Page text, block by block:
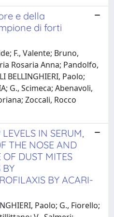
e della
di forti
F., Valente; Bruno,
Rosaria Anna; Pandolfo,
BELLINGHIERI, Paolo;
G., Scimeca; Abenavoli,
Zoccali, Rocco
IN SERUM,
THE NOSE AND
OF DUST MITES
BY
BY ACARI-
Paolo; G., Fiorello;